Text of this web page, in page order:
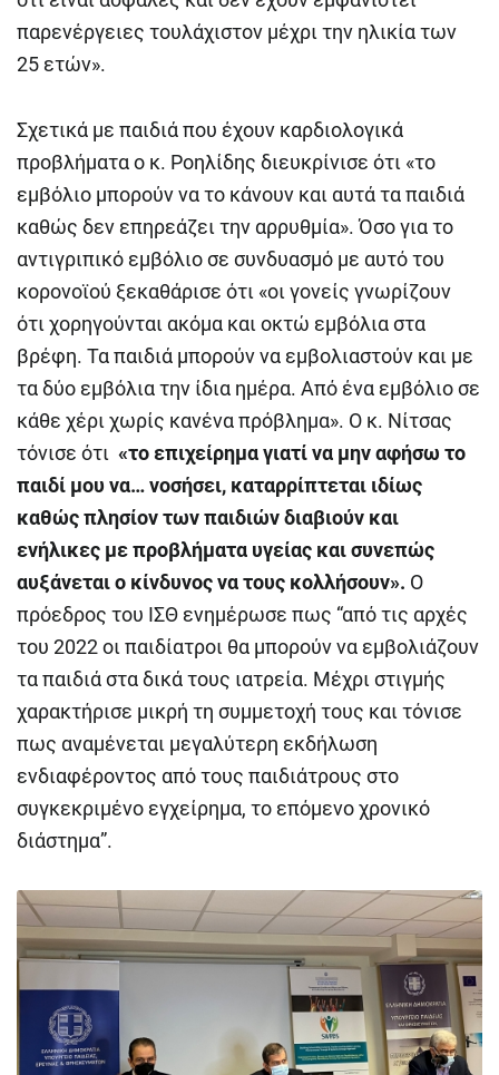
παρενέργειες τουλάχιστον μέχρι την ηλικία των
25 ετών».
Σχετικά με παιδιά που έχουν καρδιολογικά
προβλήματα ο κ. Ροηλίδης διευκρίνισε ότι «το
εμβόλιο μπορούν να το κάνουν και αυτά τα παιδιά
καθώς δεν επηρεάζει την αρρυθμία». Όσο για το
αντιγριπικό εμβόλιο σε συνδυασμό με αυτό του
κορονοϊού ξεκαθάρισε ότι «οι γονείς γνωρίζουν
ότι χορηγούνται ακόμα και οκτώ εμβόλια στα
βρέφη. Τα παιδιά μπορούν να εμβολιαστούν και με
τα δύο εμβόλια την ίδια ημέρα. Από ένα εμβόλιο σε
κάθε χέρι χωρίς κανένα πρόβλημα». Ο κ. Νίτσας
τόνισε ότι «το επιχείρημα γιατί να μην αφήσω το
παιδί μου να… νοσήσει, καταρρίπτεται ιδίως
καθώς πλησίον των παιδιών διαβιούν και
ενήλικες με προβλήματα υγείας και συνεπώς
αυξάνεται ο κίνδυνος να τους κολλήσουν». Ο
πρόεδρος του ΙΣΘ ενημέρωσε πως “από τις αρχές
του 2022 οι παιδίατροι θα μπορούν να εμβολιάζουν
τα παιδιά στα δικά τους ιατρεία. Μέχρι στιγμής
χαρακτήρισε μικρή τη συμμετοχή τους και τόνισε
πως αναμένεται μεγαλύτερη εκδήλωση
ενδιαφέροντος από τους παιδιάτρους στο
συγκεκριμένο εγχείρημα, το επόμενο χρονικό
διάστημα”.